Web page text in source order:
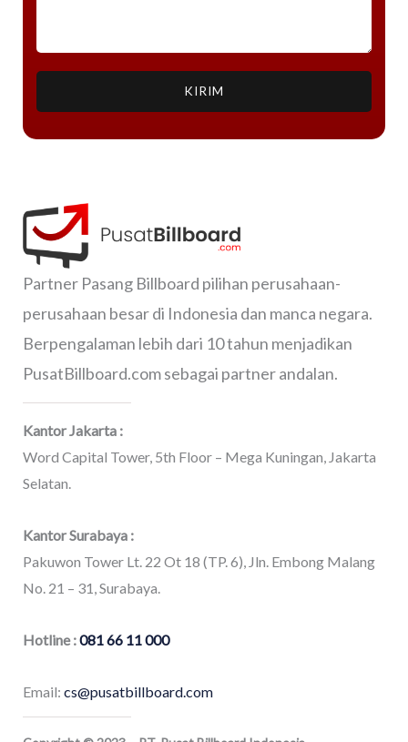
KIRIM
Partner Pasang Billboard pilihan perusahaan-
perusahaan besar di Indonesia dan manca negara.
Berpengalaman lebih dari 10 tahun menjadikan
PusatBillboard.com sebagai partner andalan.
Kantor Jakarta :
Word Capital Tower, 5th Floor – Mega Kuningan, Jakarta
Selatan.
Kantor Surabaya :
Pakuwon Tower Lt. 22 Ot 18 (TP. 6), Jln. Embong Malang
No. 21 – 31, Surabaya.
Hotline :081 66 11 000
Email: cs@pusatbillboard.com